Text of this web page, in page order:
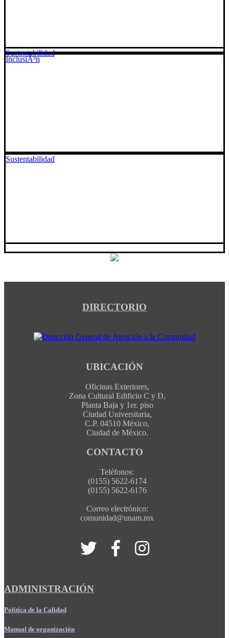
InclusiÃ³n
Sustentabilidad
Sustentabilidad
DIRECTORIO
UBICACIÓN
Oficinas Exteriores,
Zona Cultural Edificio C y D,
Planta Baja y 1er. piso
Ciudad Universitaria,
C.P. 04510 México,
Ciudad de México.
CONTACTO
Teléfonos:
(0155) 5622-6174
(0155) 5622-6176
Correo electrónico:
comunidad@unam.mx
ADMINISTRACIÓN
Política de la Calidad
Manual de organización